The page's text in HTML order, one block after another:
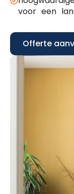
voor een
Offerte